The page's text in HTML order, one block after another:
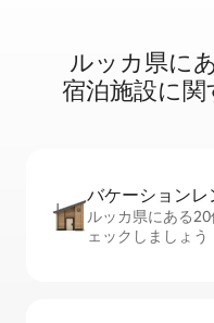
ルッカ県に⁠
宿⁠泊⁠施⁠設⁠に
バケーション
ルッカ県にある
ェックしましょう